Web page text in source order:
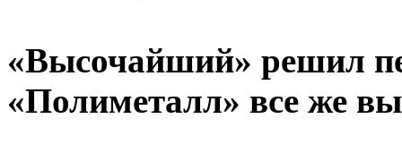
«Высочайший» решил
«Полиметалл» все же